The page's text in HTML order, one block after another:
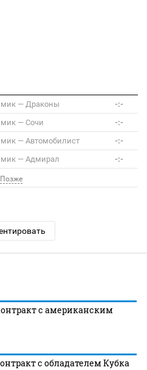
— Драконы
-:-
— Сочи
-:-
— Автомобилист
-:-
— Адмирал -:-
Позже
с американским
с обладателем Кубка